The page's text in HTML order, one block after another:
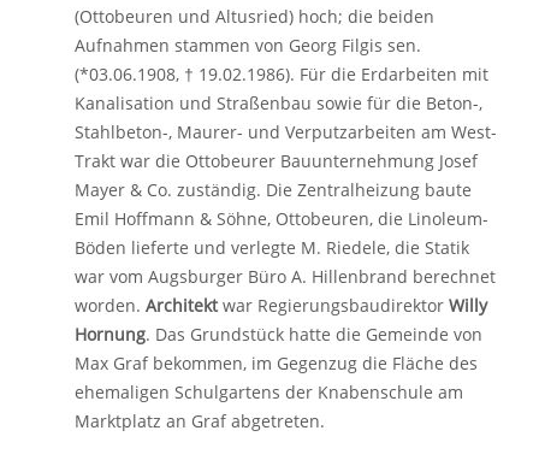
(Ottobeuren und Altusried) hoch; die beiden
Aufnahmen stammen von Georg Filgis sen.
(*03.06.1908, † 19.02.1986). Für die Erdarbeiten mit
Kanalisation und Straßenbau sowie für die Beton-,
Stahlbeton-, Maurer- und Verputzarbeiten am West-
Trakt war die Ottobeurer Bauunternehmung Josef
Mayer & Co. zuständig. Die Zentralheizung baute
Emil Hoffmann & Söhne, Ottobeuren, die Linoleum-
Böden lieferte und verlegte M. Riedele, die Statik
war vom Augsburger Büro A. Hillenbrand berechnet
worden. Architektwar Regierungsbaudirektor Willy
Hornung. Das Grundstück hatte die Gemeinde von
Max Graf bekommen, im Gegenzug die Fläche des
ehemaligen Schulgartens der Knabenschule am
Marktplatz an Graf abgetreten.